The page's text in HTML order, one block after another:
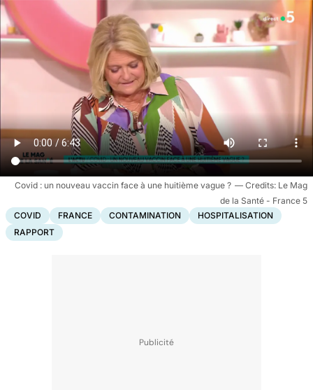
Covid : un nouveau vaccin face à une huitième vague ?
Le Mag
de la Santé - France 5
COVID
FRANCE CONTAMINATION
HOSPITALISATION
RAPPORT